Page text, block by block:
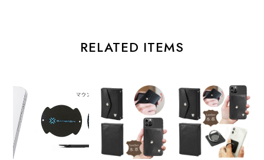
RELATED ITEMS